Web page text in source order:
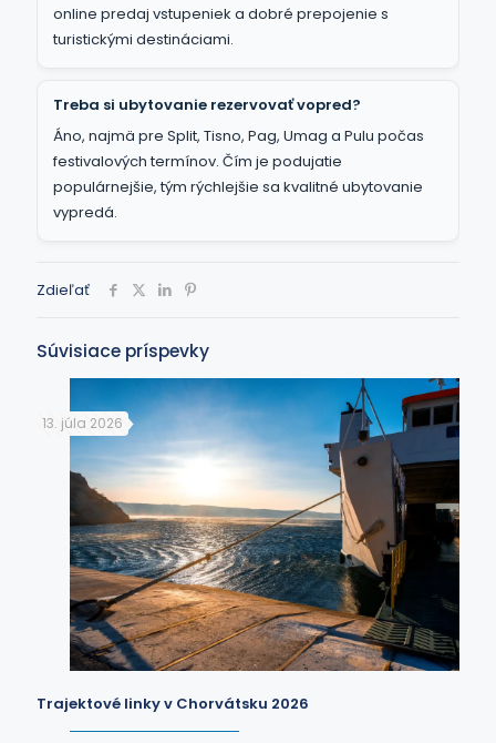
online predaj vstupeniek a dobré prepojenie s
turistickými destináciami.
Treba si ubytovanie rezervovať vopred?
Áno, najmä pre Split, Tisno, Pag, Umag a Pulu počas
festivalových termínov. Čím je podujatie
populárnejšie, tým rýchlejšie sa kvalitné ubytovanie
vypredá.
Zdieľať
Súvisiace príspevky
13. júla 2026
Trajektové linky v Chorvátsku 2026